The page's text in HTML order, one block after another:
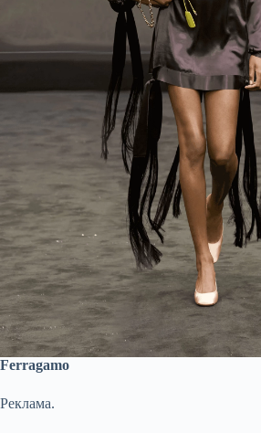
Ferragamo
Реклама.